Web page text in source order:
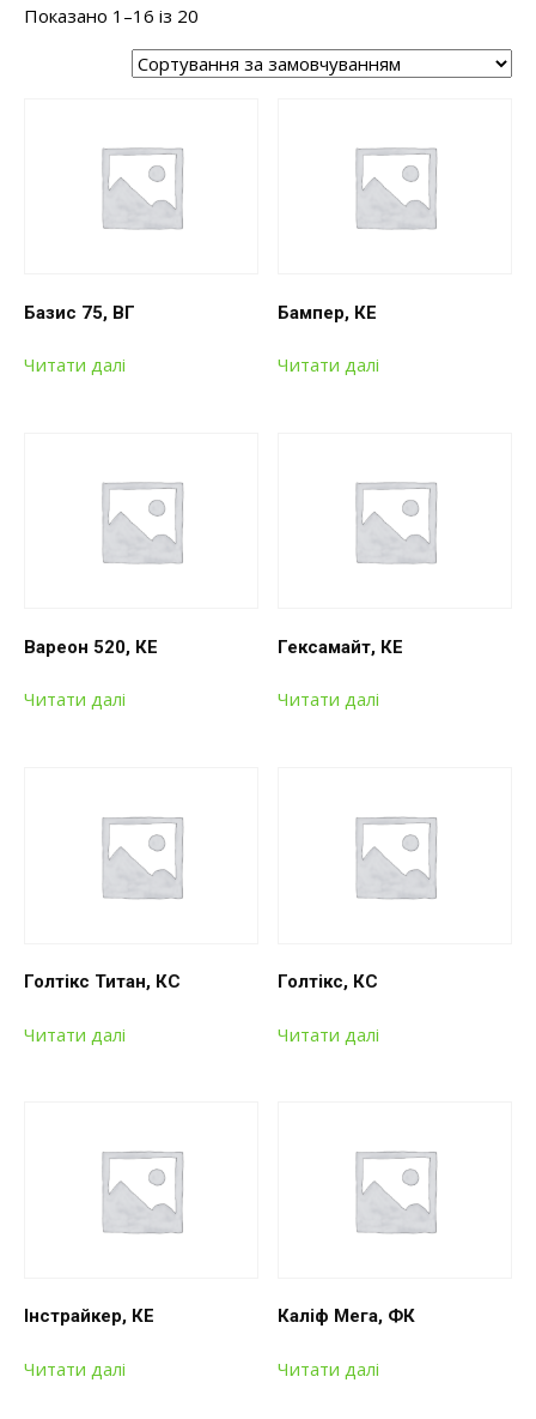
Показано 1–16 із 20
Базис 75, ВГ
Читати далі
Бампер, КЕ
Читати далі
Вареон 520, КЕ
Читати далі
Гексамайт, КЕ
Читати далі
Голтікс Титан, КС
Читати далі
Голтікс, КС
Читати далі
Інстрайкер, КЕ
Читати далі
Каліф Мега, ФК
Читати далі